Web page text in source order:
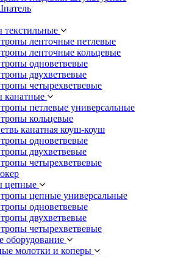
текстильные
ленточные петлевые
ленточные кольцевые
одноветвевые
двухветвевые
четырехветвевые
канатные
петлевые универсальные
кольцевые
канатная коуш-коуш
одноветвевые
двухветвевые
четырехветвевые
цепные
цепные универсальные
одноветвевые
двухветвевые
четырехветвевые
оборудование
молотки и коперы